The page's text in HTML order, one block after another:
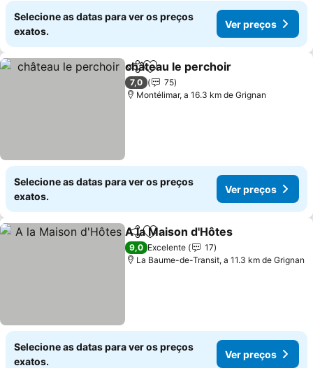
Selecione as datas para ver os preços
exatos.
Ver preços
PartilharAdicionar aos favoritos
château le perchoir
7,0
75
Montélimar, a 16.3 km de Grignan
Selecione as datas para ver os preços
exatos.
Ver preços
PartilharAdicionar aos favoritos
A la Maison d'Hôtes
9,0 Excelente
17
La Baume-de-Transit, a 11.3 km de Grignan
Selecione as datas para ver os preços
exatos.
Ver preços